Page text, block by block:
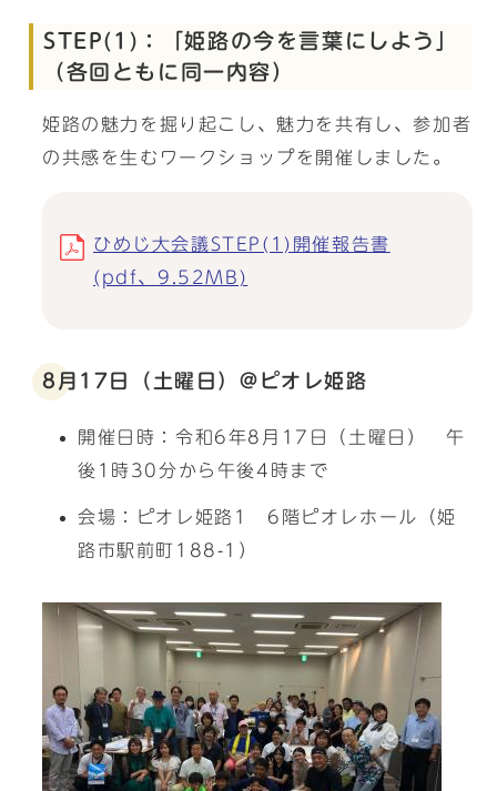
STEP(1)：「姫路の今を言葉にしよう」
（各回ともに同一内容）
姫路の魅力を掘り起こし、魅力を共有し、参加者
の共感を生むワークショップを開催しました。
ひめじ大会議STEP(1)開催報告書
(pdf、9.52MB)
8月17日（土曜日）@ピオレ姫路
開催日時：令和6年8月17日（土曜日） 午
後1時30分から午後4時まで
会場：ピオレ姫路1 6階ピオレホール（姫
路市駅前町188-1）